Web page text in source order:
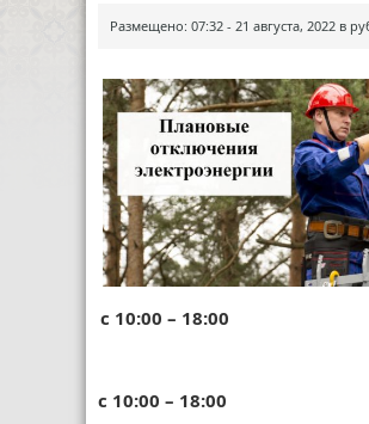
Размещено: 07:32 - 21 августа, 2022 в
с 10:00 – 18:00
с 10:00 – 18:00